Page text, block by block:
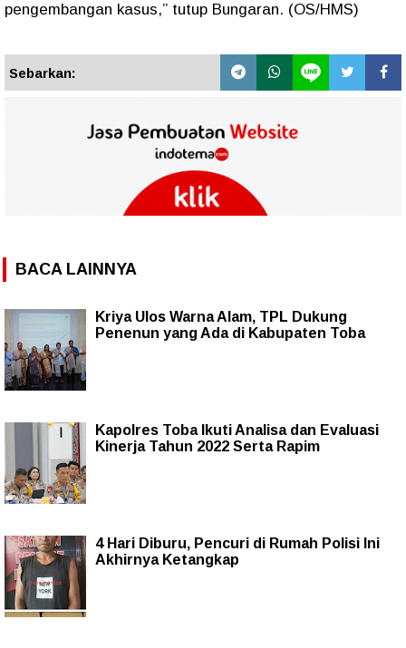
pengembangan kasus,” tutup Bungaran. (OS/HMS)
Sebarkan:
BACA LAINNYA
Kriya Ulos Warna Alam, TPL Dukung
Penenun yang Ada di Kabupaten Toba
Kapolres Toba Ikuti Analisa dan Evaluasi
Kinerja Tahun 2022 Serta Rapim
4 Hari Diburu, Pencuri di Rumah Polisi Ini
Akhirnya Ketangkap